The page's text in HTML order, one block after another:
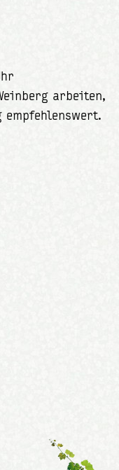
arbeiten,
empfehlenswert.